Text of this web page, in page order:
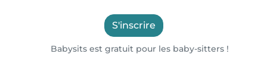
S'inscrire
Babysits est gratuit pour les baby-sitters !